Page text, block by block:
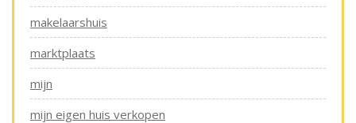
makelaarshuis
marktplaats
mijn
mijn eigen huis verkopen